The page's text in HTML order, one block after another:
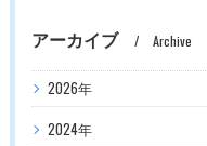
アーカイブ Archive
2026年
2024年